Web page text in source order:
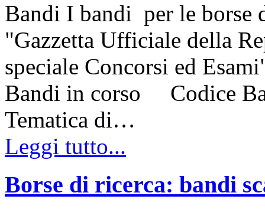
Bandi I bandi per le borse
"Gazzetta Ufficiale della
speciale Concorsi ed
Bandi in corso Codice
Tematica di…
Leggi tutto...
Borse di ricerca: bandi